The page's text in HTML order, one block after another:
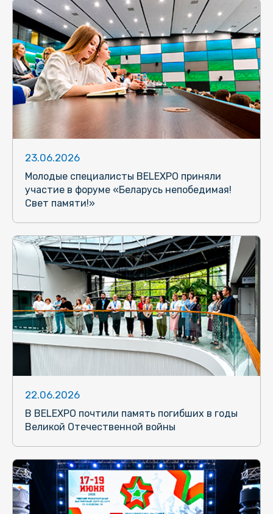
23.06.2026
Молодые специалисты BELEXPO приняли
участие в форуме «Беларусь непобедимая!
Свет памяти!»
22.06.2026
В BELEXPO почтили память погибших в годы
Великой Отечественной войны